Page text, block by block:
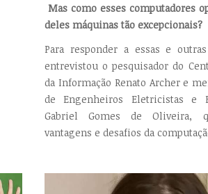
Mas como esses computadores
deles máquinas tão excepcionais?
Para responder a essas e
entrevistou o pesquisador do
da Informação Renato Archer e
de Engenheiros Eletricistas e
Gabriel Gomes de Oliveira,
vantagens e desafios da